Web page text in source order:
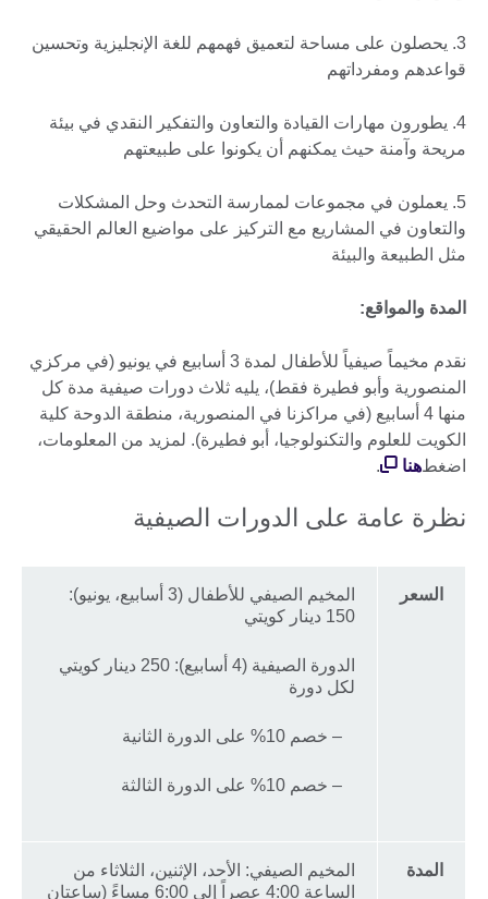
3. يحصلون على مساحة لتعميق فهمهم للغة الإنجليزية وتحسين
قواعدهم ومفرداتهم
4. يطورون مهارات القيادة والتعاون والتفكير النقدي في بيئة
مريحة وآمنة حيث يمكنهم أن يكونوا على طبيعتهم
5. يعملون في مجموعات لممارسة التحدث وحل المشكلات
والتعاون في المشاريع مع التركيز على مواضيع العالم الحقيقي
مثل الطبيعة والبيئة
المدة والمواقع:
نقدم مخيماً صيفياً للأطفال لمدة 3 أسابيع في يونيو (في مركزي
المنصورية وأبو فطيرة فقط)، يليه ثلاث دورات صيفية مدة كل
منها 4 أسابيع (في مراكزنا في المنصورية، منطقة الدوحة كلية
الكويت للعلوم والتكنولوجيا، أبو فطيرة). لمزيد من المعلومات،
اضغطهنا .
نظرة عامة على الدورات الصيفية
السعر
المخيم الصيفي للأطفال (3 أسابيع، يونيو):
150 دينار كويتي
الدورة الصيفية (4 أسابيع): 250 دينار كويتي
لكل دورة
– خصم 10% على الدورة الثانية
– خصم 10% على الدورة الثالثة
المدة
المخيم الصيفي: الأحد، الإثنين، الثلاثاء من
الساعة 4:00 عصراً إلى 6:00 مساءً (ساعتان